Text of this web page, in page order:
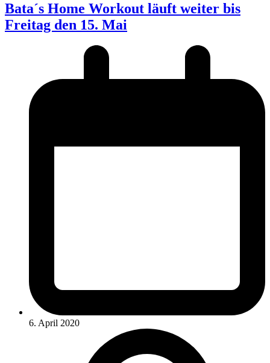
Bata´s Home Workout läuft weiter bis
Freitag den 15. Mai
6. April 2020